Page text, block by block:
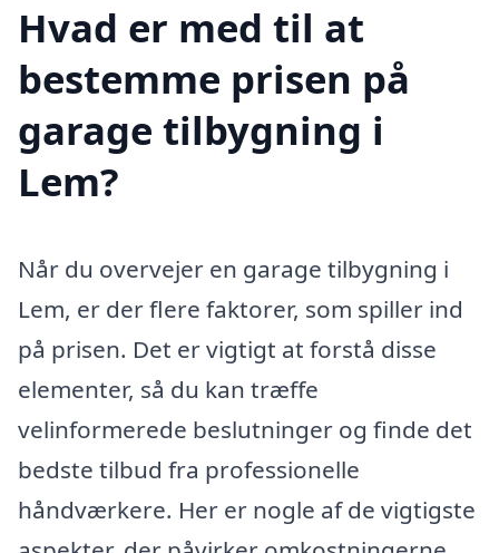
Hvad er med til at
bestemme prisen på
garage tilbygning i
Lem?
Når du overvejer en garage tilbygning i
Lem, er der flere faktorer, som spiller ind
på prisen. Det er vigtigt at forstå disse
elementer, så du kan træffe
velinformerede beslutninger og finde det
bedste tilbud fra professionelle
håndværkere. Her er nogle af de vigtigste